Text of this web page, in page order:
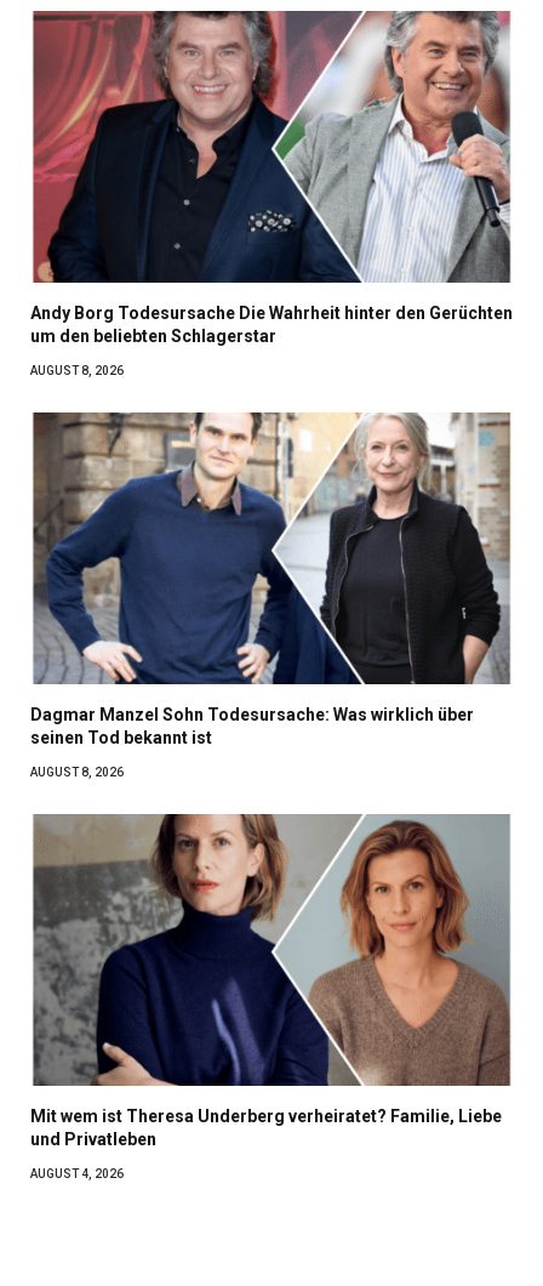
Andy Borg Todesursache Die Wahrheit hinter den Gerüchten
um den beliebten Schlagerstar
AUGUST 8, 2026
Dagmar Manzel Sohn Todesursache: Was wirklich über
seinen Tod bekannt ist
AUGUST 8, 2026
Mit wem ist Theresa Underberg verheiratet? Familie, Liebe
und Privatleben
AUGUST 4, 2026